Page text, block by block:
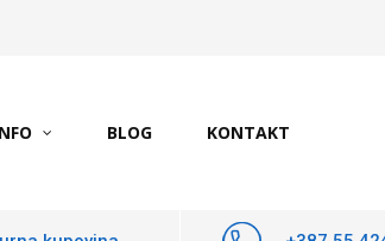
BLOG KONTAKT